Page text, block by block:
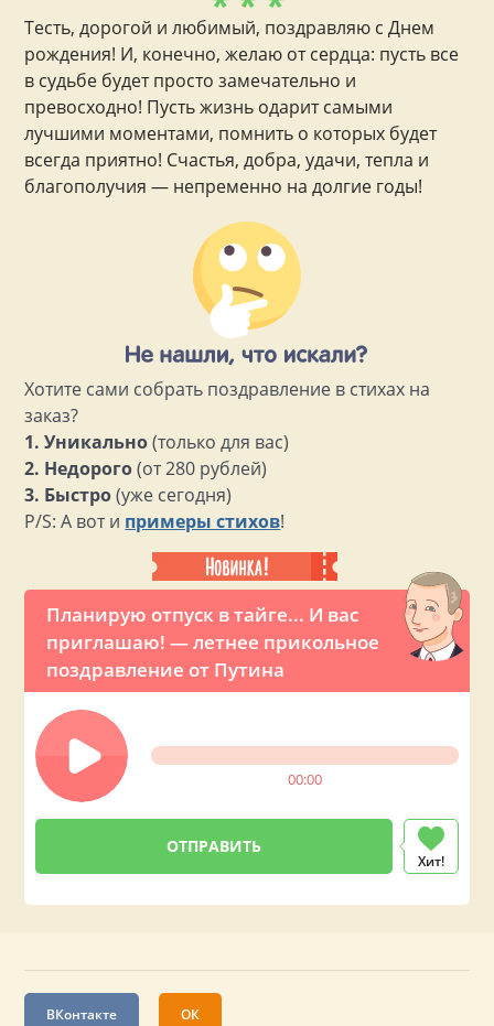
Планирую отпуск в тайге... И вас
приглашаю! — летнее прикольное
поздравление от Путина
00:00
Хит!
Тесть, дорогой и любимый, поздравляю с Днем
рождения! И, конечно, желаю от сердца: пусть все
в судьбе будет просто замечательно и
превосходно! Пусть жизнь одарит самыми
лучшими моментами, помнить о которых будет
всегда приятно! Счастья, добра, удачи, тепла и
благополучия — непременно на долгие годы!
Хотите сами собрать поздравление в стихах на
заказ?
1. Уникально(только для вас)
2. Недорого(от 280 рублей)
3. Быстро(уже сегодня)
P/S: А вот и примеры стихов!
ВКонтакте ОК